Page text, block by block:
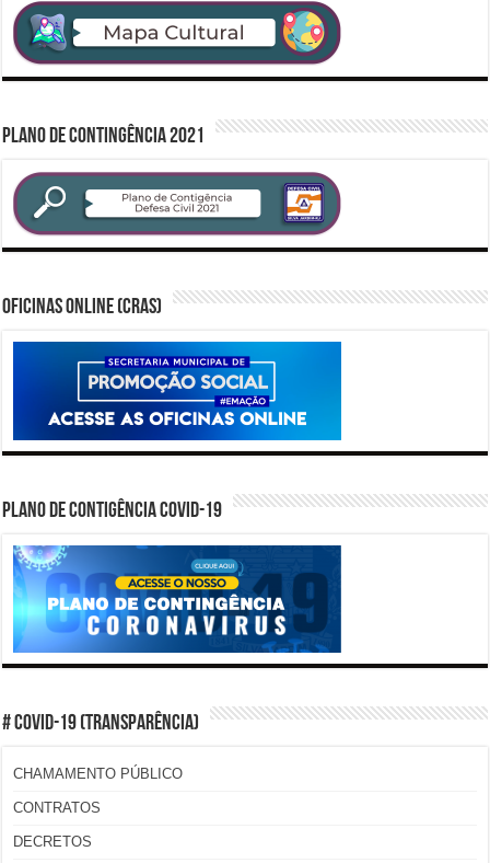
PLANO DE CONTINGÊNCIA 2021
Oficinas Online (CRAS)
PLANO DE CONTIGÊNCIA COVID-19
# COVID-19 (TRANSPARÊNCIA)
CHAMAMENTO PÚBLICO
CONTRATOS
DECRETOS